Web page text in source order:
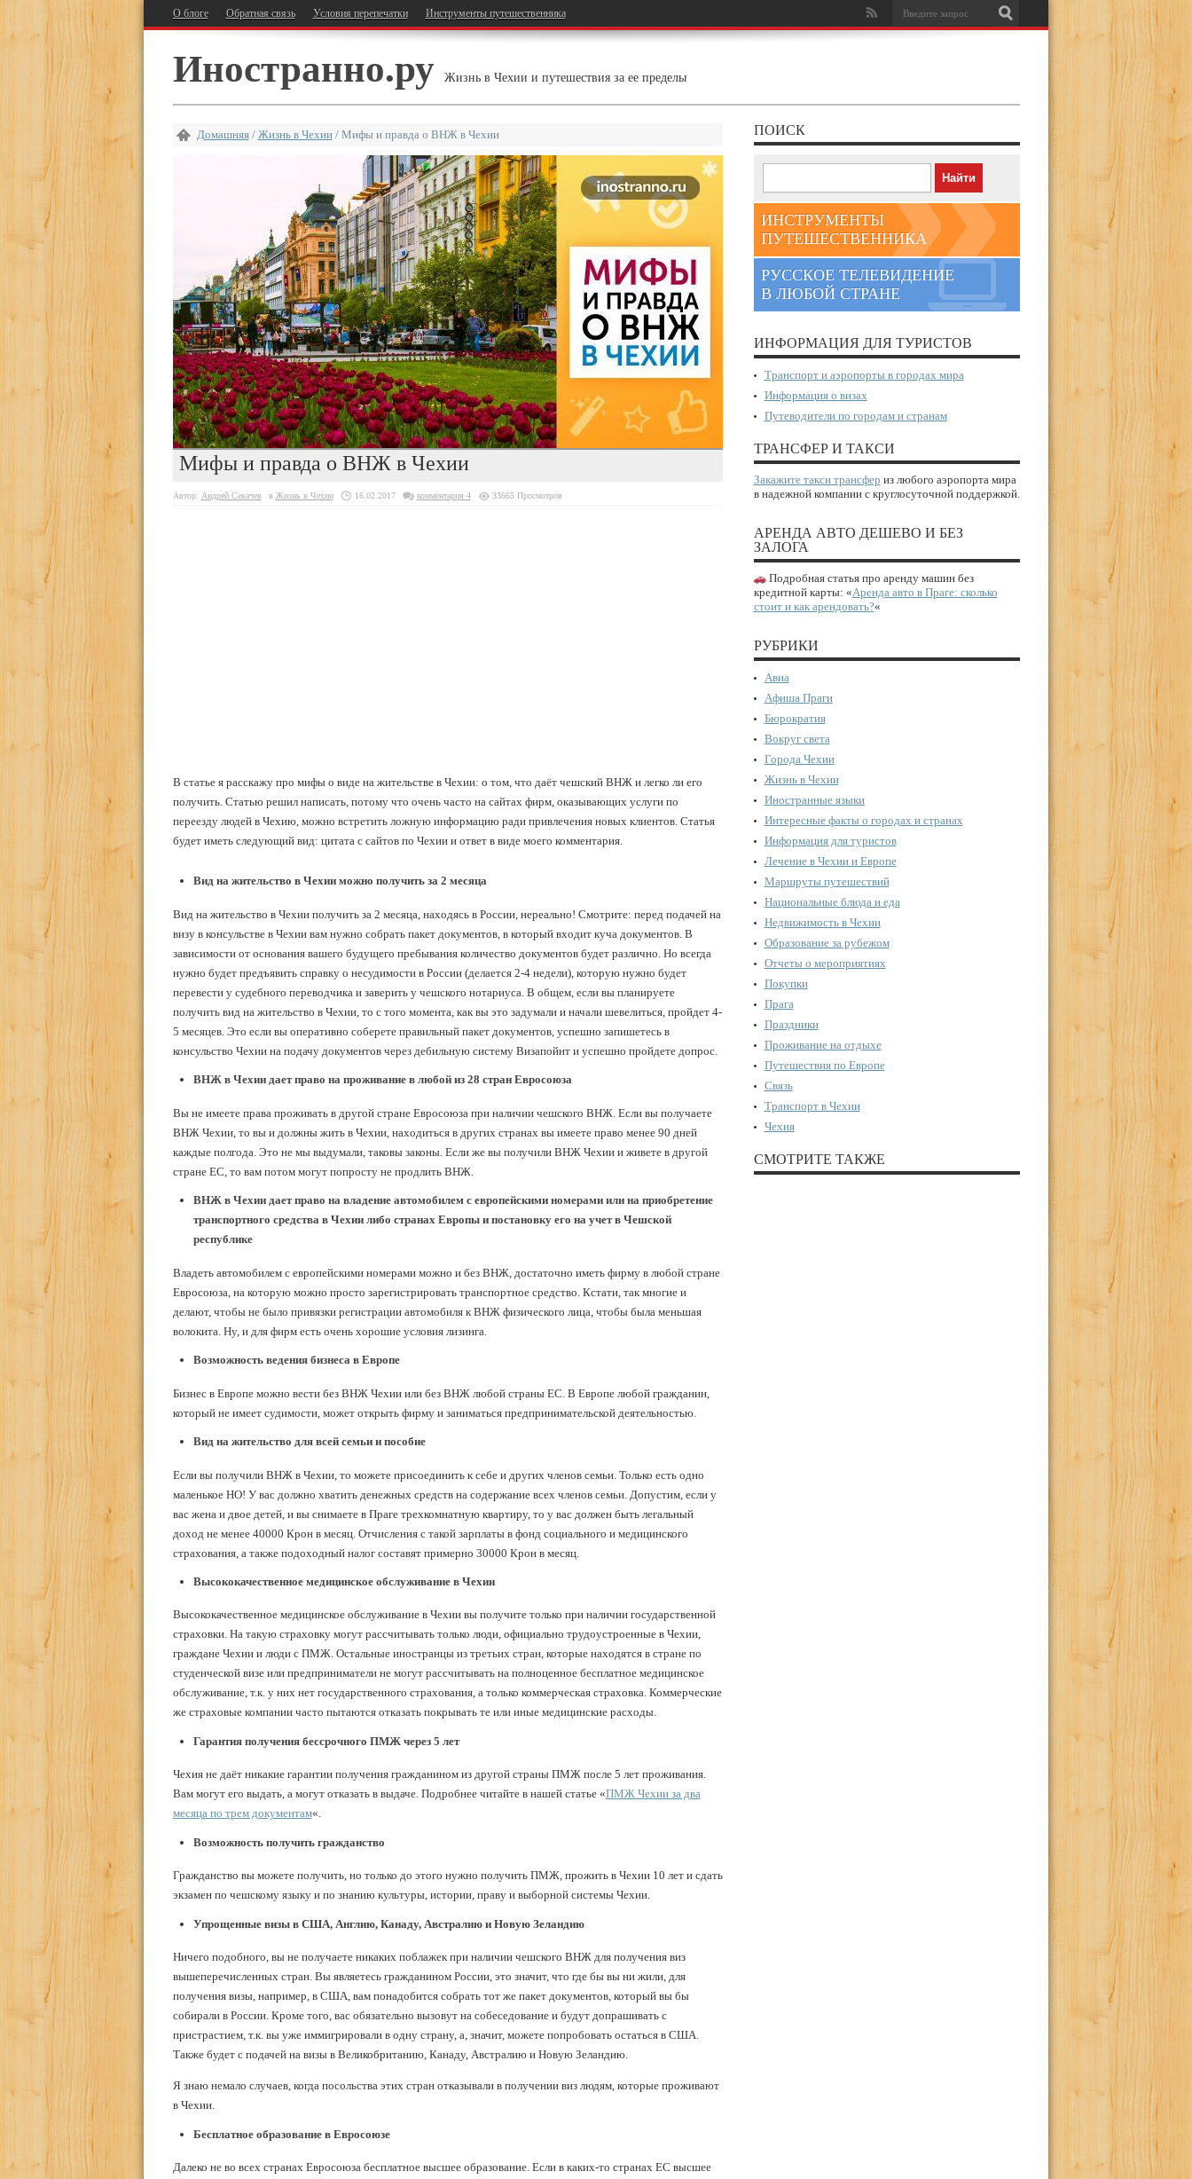
О блоге Обратная связь Условия перепечатки Инструменты путешественника
Иностранно.ру Жизнь в Чехии и путешествия за ее пределы
Домашняя/ Жизнь в Чехии/ Мифы и правда о ВНЖ в Чехии
Мифы и правда о ВНЖ в Чехии
Автор: Андрей Секачев в Жизнь в Чехии 16.02.2017 комментария 4 33665 Просмотров
В статье я расскажу про мифы о виде на жительстве в Чехии: о том, что даёт чешский ВНЖ и легко ли его
получить. Статью решил написать, потому что очень часто на сайтах фирм, оказывающих услуги по
переезду людей в Чехию, можно встретить ложную информацию ради привлечения новых клиентов. Статья
будет иметь следующий вид: цитата с сайтов по Чехии и ответ в виде моего комментария.
Вид на жительство в Чехии можно получить за 2 месяца
Вид на жительство в Чехии получить за 2 месяца, находясь в России, нереально! Смотрите: перед подачей на
визу в консульстве в Чехии вам нужно собрать пакет документов, в который входит куча документов. В
зависимости от основания вашего будущего пребывания количество документов будет различно. Но всегда
нужно будет предъявить справку о несудимости в России (делается 2-4 недели), которую нужно будет
перевести у судебного переводчика и заверить у чешского нотариуса. В общем, если вы планируете
получить вид на жительство в Чехии, то с того момента, как вы это задумали и начали шевелиться, пройдет 4-
5 месяцев. Это если вы оперативно соберете правильный пакет документов, успешно запишетесь в
консульство Чехии на подачу документов через дебильную систему Визапойнт и успешно пройдете допрос.
ВНЖ в Чехии дает право на проживание в любой из 28 стран Евросоюза
Вы не имеете права проживать в другой стране Евросоюза при наличии чешского ВНЖ. Если вы получаете
ВНЖ Чехии, то вы и должны жить в Чехии, находиться в других странах вы имеете право менее 90 дней
каждые полгода. Это не мы выдумали, таковы законы. Если же вы получили ВНЖ Чехии и живете в другой
стране ЕС, то вам потом могут попросту не продлить ВНЖ.
ВНЖ в Чехии дает право на владение автомобилем с европейскими номерами или на приобретение
транспортного средства в Чехии либо странах Европы и постановку его на учет в Чешской
республике
Владеть автомобилем с европейскими номерами можно и без ВНЖ, достаточно иметь фирму в любой стране
Евросоюза, на которую можно просто зарегистрировать транспортное средство. Кстати, так многие и
делают, чтобы не было привязки регистрации автомобиля к ВНЖ физического лица, чтобы была меньшая
волокита. Ну, и для фирм есть очень хорошие условия лизинга.
Возможность ведения бизнеса в Европе
Бизнес в Европе можно вести без ВНЖ Чехии или без ВНЖ любой страны ЕС. В Европе любой гражданин,
который не имеет судимости, может открыть фирму и заниматься предпринимательской деятельностью.
Вид на жительство для всей семьи и пособие
Если вы получили ВНЖ в Чехии, то можете присоединить к себе и других членов семьи. Только есть одно
маленькое НО! У вас должно хватить денежных средств на содержание всех членов семьи. Допустим, если у
вас жена и двое детей, и вы снимаете в Праге трехкомнатную квартиру, то у вас должен быть легальный
доход не менее 40000 Крон в месяц. Отчисления с такой зарплаты в фонд социального и медицинского
страхования, а также подоходный налог составят примерно 30000 Крон в месяц.
Высококачественное медицинское обслуживание в Чехии
Высококачественное медицинское обслуживание в Чехии вы получите только при наличии государственной
страховки. На такую страховку могут рассчитывать только люди, официально трудоустроенные в Чехии,
граждане Чехии и люди с ПМЖ. Остальные иностранцы из третьих стран, которые находятся в стране по
студенческой визе или предприниматели не могут рассчитывать на полноценное бесплатное медицинское
обслуживание, т.к. у них нет государственного страхования, а только коммерческая страховка. Коммерческие
же страховые компании часто пытаются отказать покрывать те или иные медицинские расходы.
Гарантия получения бессрочного ПМЖ через 5 лет
Чехия не даёт никакие гарантии получения гражданином из другой страны ПМЖ после 5 лет проживания.
Вам могут его выдать, а могут отказать в выдаче. Подробнее читайте в нашей статье «ПМЖ Чехии за два
месяца по трем документам«.
Возможность получить гражданство
Гражданство вы можете получить, но только до этого нужно получить ПМЖ, прожить в Чехии 10 лет и сдать
экзамен по чешскому языку и по знанию культуры, истории, праву и выборной системы Чехии.
Упрощенные визы в США, Англию, Канаду, Австралию и Новую Зеландию
Ничего подобного, вы не получаете никаких поблажек при наличии чешского ВНЖ для получения виз
вышеперечисленных стран. Вы являетесь гражданином России, это значит, что где бы вы ни жили, для
получения визы, например, в США, вам понадобится собрать тот же пакет документов, который вы бы
собирали в России. Кроме того, вас обязательно вызовут на собеседование и будут допрашивать с
пристрастием, т.к. вы уже иммигрировали в одну страну, а, значит, можете попробовать остаться в США.
Также будет с подачей на визы в Великобританию, Канаду, Австралию и Новую Зеландию.
Я знаю немало случаев, когда посольства этих стран отказывали в получении виз людям, которые проживают
в Чехии.
Бесплатное образование в Евросоюзе
Далеко не во всех странах Евросоюза бесплатное высшее образование. Если в каких-то странах ЕС высшее
ПОИСК
ИНСТРУМЕНТЫ
ПУТЕШЕСТВЕННИКА
РУССКОЕ ТЕЛЕВИДЕНИЕ
В ЛЮБОЙ СТРАНЕ
ИНФОРМАЦИЯ ДЛЯ ТУРИСТОВ
Транспорт и аэропорты в городах мира
Информация о визах
Путеводители по городам и странам
ТРАНСФЕР И ТАКСИ
Закажите такси трансфер из любого аэропорта мира
в надежной компании с круглосуточной поддержкой.
АРЕНДА АВТО ДЕШЕВО И БЕЗ
ЗАЛОГА
Подробная статья про аренду машин без
кредитной карты: «Аренда авто в Праге: сколько
стоит и как арендовать?«
РУБРИКИ
Авиа
Афиша Праги
Бюрократия
Вокруг света
Города Чехии
Жизнь в Чехии
Иностранные языки
Интересные факты о городах и странах
Информация для туристов
Лечение в Чехии и Европе
Маршруты путешествий
Национальные блюда и еда
Недвижимость в Чехии
Образование за рубежом
Отчеты о мероприятиях
Покупки
Прага
Праздники
Проживание на отдыхе
Путешествия по Европе
Связь
Транспорт в Чехии
Чехия
СМОТРИТЕ ТАКЖЕ